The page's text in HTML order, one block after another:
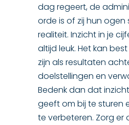
dag regeert, de
orde is of zij hun ogen
realiteit. Inzicht in je
altijd leuk. Het kan
zijn als resultaten
doelstellingen en
Bedenk dan dat
geeft om bij te sturen
te verbeteren. Zorg er